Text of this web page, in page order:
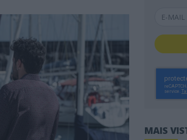
MAIS